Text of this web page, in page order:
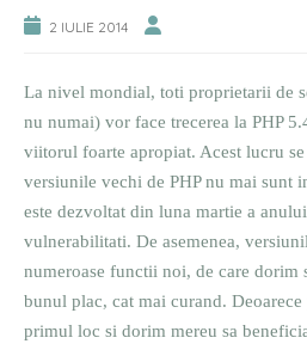
2 IULIE 2014
La nivel mondial, toti proprietarii de
nu numai) vor face trecerea la PHP
viitorul foarte apropiat. Acest lucru
versiunile vechi de PHP nu mai sunt
este dezvoltat din luna martie a
vulnerabilitati. De asemenea,
numeroase functii noi, de care dorim
bunul plac, cat mai curand. Deoarece
primul loc si dorim mereu sa